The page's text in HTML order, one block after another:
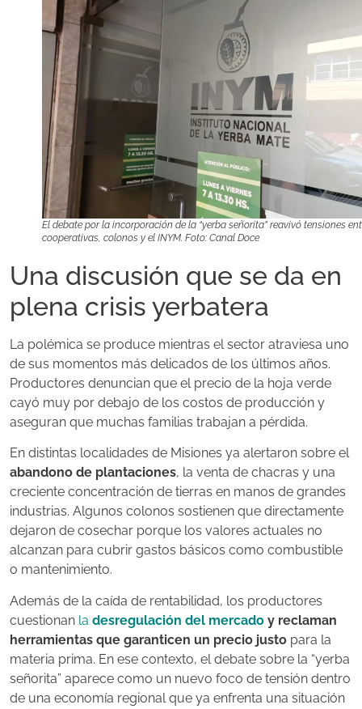
El debate por la incorporación de la “yerba señorita” reavivó tensiones
cooperativas, colonos y el INYM. Foto: Canal Doce
Una discusión que se da en
plena crisis yerbatera
La polémica se produce mientras el sector atraviesa uno
de sus momentos más delicados de los últimos años.
Productores denuncian que el precio de la hoja verde
cayó muy por debajo de los costos de producción y
aseguran que muchas familias trabajan a pérdida.
En distintas localidades de Misiones ya alertaron sobre el
abandono de plantaciones, la venta de chacras y una
creciente concentración de tierras en manos de grandes
industrias. Algunos colonos sostienen que directamente
dejaron de cosechar porque los valores actuales no
alcanzan para cubrir gastos básicos como combustible
o mantenimiento.
Además de la caída de rentabilidad, los productores
cuestionan la desregulación del mercado y reclaman
herramientas que garanticen un precio justo para la
materia prima. En ese contexto, el debate sobre la “yerba
señorita” aparece como un nuevo foco de tensión dentro
de una economía regional que ya enfrenta una situación